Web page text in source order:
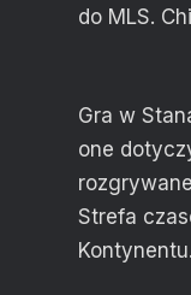
do MLS.
Gra w
one
Strefa
Kontynentu.